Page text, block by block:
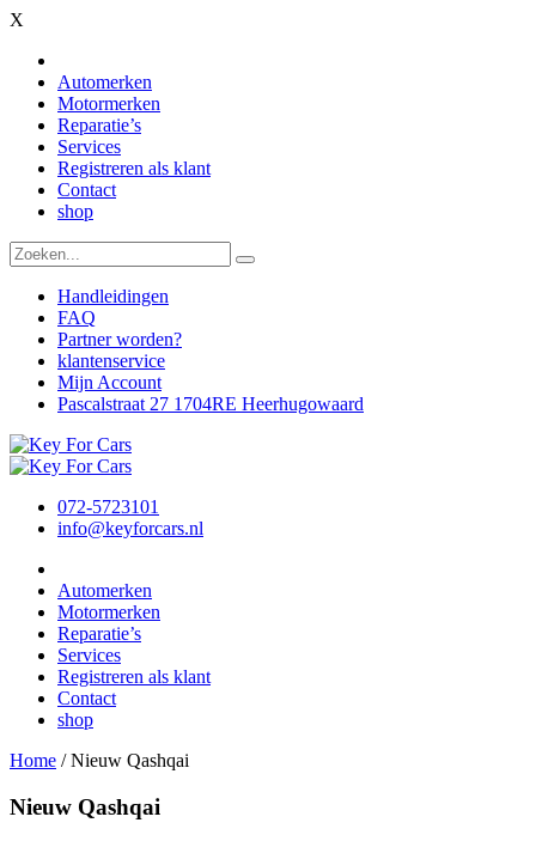
X
Automerken
Motormerken
Reparatie’s
Services
Registreren als klant
Contact
shop
Handleidingen
FAQ
Partner worden?
klantenservice
Mijn Account
Pascalstraat 27 1704RE Heerhugowaard
072-5723101
info@keyforcars.nl
Automerken
Motormerken
Reparatie’s
Services
Registreren als klant
Contact
shop
Home /Nieuw Qashqai
Nieuw Qashqai